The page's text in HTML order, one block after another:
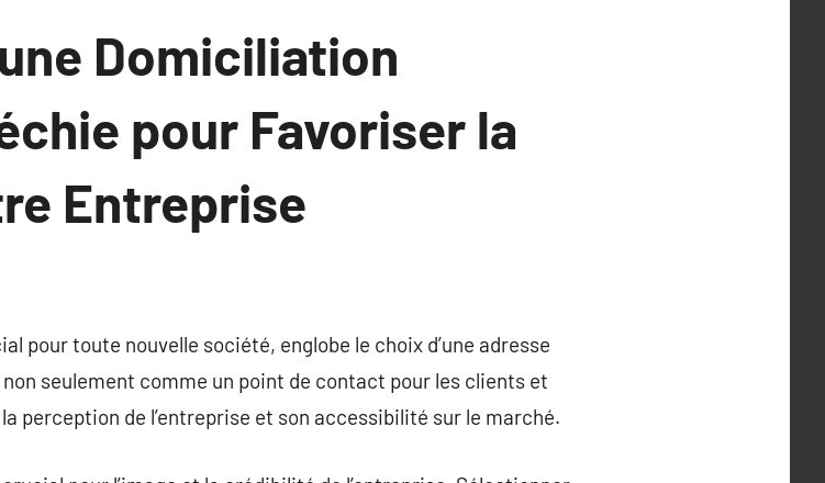
Domiciliation
pour Favoriser la
Entreprise
pour toute nouvelle société, englobe le choix d’une adresse
seulement comme un point de contact pour les clients et
perception de l’entreprise et son accessibilité sur le marché.